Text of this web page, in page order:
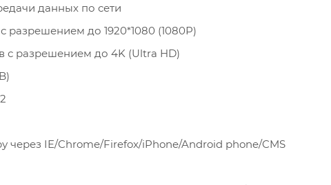
данных по сети
до 1920*1080 (1080Р)
разрешением до 4K (Ultra HD)
через IE/Chrome/Firefox/iPhone/Android phone/CMS